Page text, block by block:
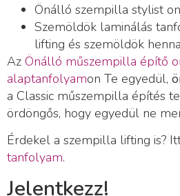
Önálló szempilla stylist
Szemöldök laminálás
lifting és szemöldök henna
Az Önálló műszempilla építő
alaptanfolyamon Te egyedül,
a Classic műszempilla építés
ördöngős, hogy egyedül ne
Érdekel a szempilla lifting is?
tanfolyam.
Jelentkezz!